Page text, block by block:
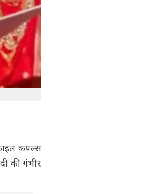
कपल्स
की गंभीर